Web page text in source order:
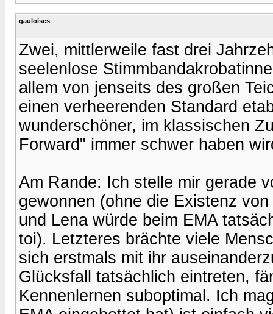
gauloises
Zwei, mittlerweile fast drei
seelenlose
allem von jenseits des großen
einen verheerenden Standard
wunderschöner, im klassischen
Forward" immer schwer haben
Am Rande: Ich stelle mir gerade
gewonnen (ohne die Existenz
und Lena würde beim EMA
toi). Letzteres brächte viele
sich erstmals mit ihr
Glücksfall tatsächlich eintreten,
Kennenlernen suboptimal. Ich